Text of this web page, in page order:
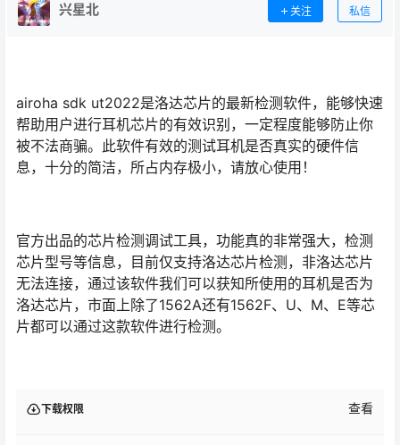
兴星北 关注 私信
airoha sdk ut2022是洛达芯片的最新检测软件，能够快速
帮助用户进行耳机芯片的有效识别，一定程度能够防止你
被不法商骗。此软件有效的测试耳机是否真实的硬件信
息，十分的简洁，所占内存极小，请放心使用！
官方出品的芯片检测调试工具，功能真的非常强大，检测
芯片型号等信息，目前仅支持洛达芯片检测，非洛达芯片
无法连接，通过该软件我们可以获知所使用的耳机是否为
洛达芯片，市面上除了1562A还有1562F、U、M、E等芯
片都可以通过这款软件进行检测。
下载权限 查看